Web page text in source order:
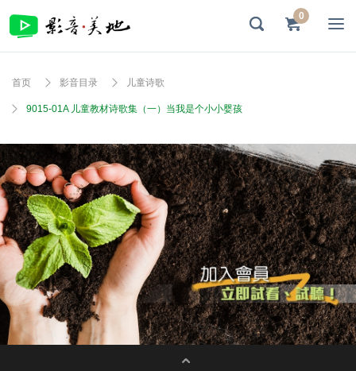
0
首页 影音目录 儿童诗歌
9015-01A 儿童教材诗歌集（一）当我是个小小婴孩